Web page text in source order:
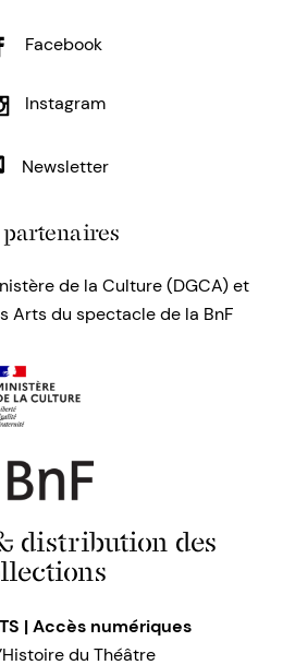
Facebook
Instagram
Newsletter
de la Culture (DGCA) et
Arts du spectacle de la BnF
distribution des
| Accès numériques
du Théâtre